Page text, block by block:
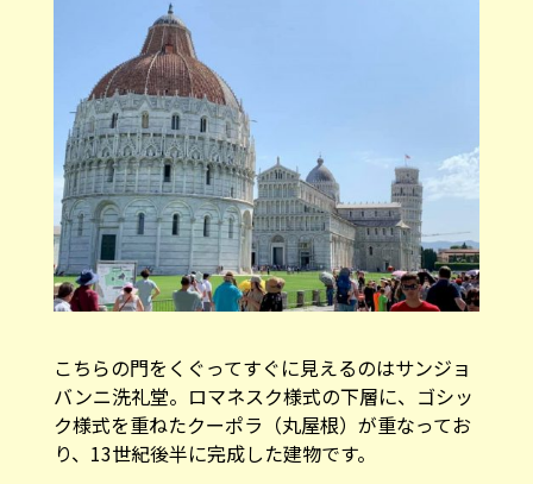
こちらの門をくぐってすぐに見えるのはサンジョ
バンニ洗礼堂。ロマネスク様式の下層に、ゴシッ
ク様式を重ねたクーポラ（丸屋根）が重なってお
り、13世紀後半に完成した建物です。